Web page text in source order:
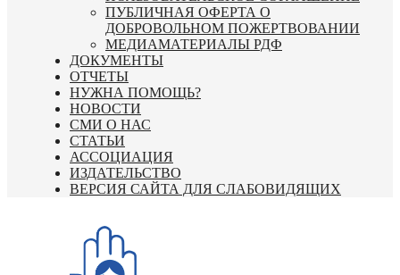
ПУБЛИЧНАЯ ОФЕРТА О
ДОБРОВОЛЬНОМ ПОЖЕРТВОВАНИИ
МЕДИАМАТЕРИАЛЫ РДФ
ДОКУМЕНТЫ
ОТЧЕТЫ
НУЖНА ПОМОЩЬ?
НОВОСТИ
СМИ О НАС
СТАТЬИ
АССОЦИАЦИЯ
ИЗДАТЕЛЬСТВО
ВЕРСИЯ САЙТА ДЛЯ СЛАБОВИДЯЩИХ